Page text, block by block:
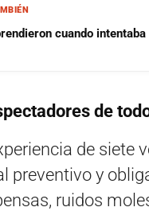
cuando
de
de siete
preventivo y
ruidos